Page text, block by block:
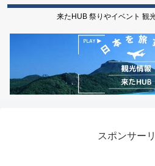
来たHUB 祭りやイベント 観
スポンサー